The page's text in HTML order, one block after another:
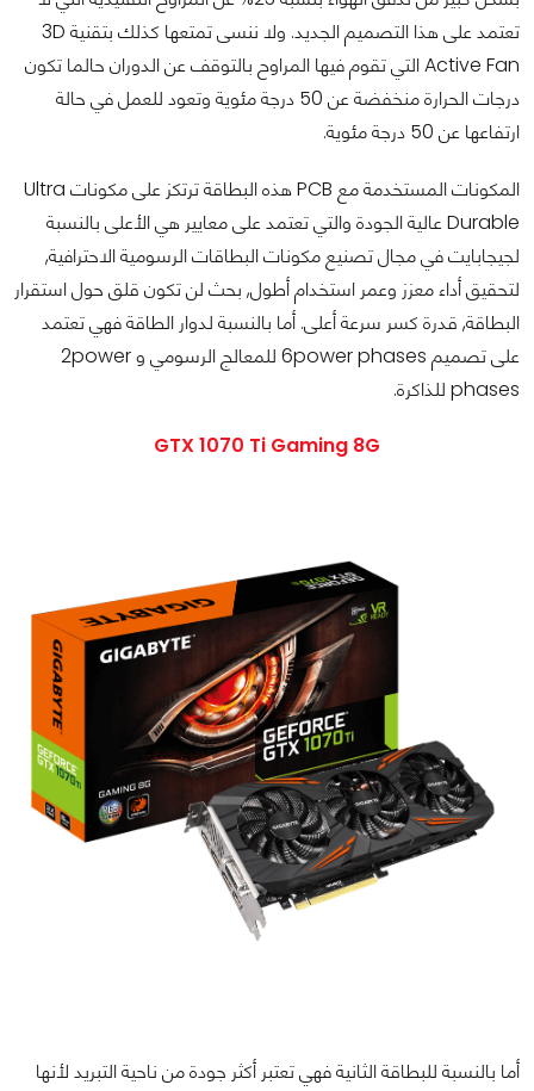
تعتمد على هذا التصميم الجديد. ولا ننسى تمتعها كذلك بتقنية 3D
Active Fan التي تقوم فيها المراوح بالتوقف عن الدوران حالما تكون
درجات الحرارة منخفضة عن 50 درجة مئوية وتعود للعمل في حالة
ارتفاعها عن 50 درجة مئوية.
المكونات المستخدمة مع PCB هذه البطاقة ترتكز على مكونات Ultra
Durable عالية الجودة والتي تعتمد على معايير هي الأعلى بالنسبة
لجيجابايت في مجال تصنيع مكونات البطاقات الرسومية الاحترافية,
لتحقيق أداء معزز وعمر استخدام أطول, بحث لن تكون قلق حول استقرار
البطاقة, قدرة كسر سرعة أعلى. أما بالنسبة لدوار الطاقة فهي تعتمد
على تصميم 6power phases للمعالج الرسومي و 2power
phases للذاكرة.
GTX 1070 Ti Gaming 8G
أما بالنسبة للبطاقة الثانية فهي تعتبر أكثر جودة من ناحية التبريد لأنها